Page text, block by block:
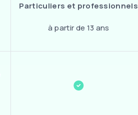
Particuliers et professionnels
à partir de 13 ans